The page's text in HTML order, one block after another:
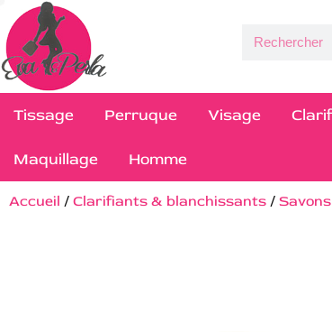
Tissage Perruque Visage
Maquillage Homme
Accueil / Clarifiants & blanchissants /